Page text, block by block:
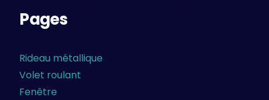
Pages
Rideau métallique
Volet roulant
Fenêtre